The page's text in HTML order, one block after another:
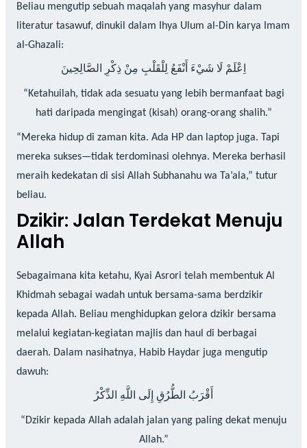
Beliau mengutip sebuah maqalah yang masyhur dalam
literatur tasawuf, dinukil dalam Ihya Ulum al-Din karya Imam
al-Ghazali:
اِعْلَمْ لَا شَيْءَ أَنْفَعُ لِلْقَلْبِ مِنْ ذِكْرِ الصَّالِحِينَ
“Ketahuilah, tidak ada sesuatu yang lebih bermanfaat bagi
hati daripada mengingat (kisah) orang-orang shalih.”
“Mereka hidup di zaman kita. Ada HP dan laptop juga. Tapi
mereka sukses—tidak terdominasi olehnya. Mereka berhasil
meraih kedekatan di sisi Allah Subhanahu wa Ta’ala,” tutur
beliau.
Dzikir: Jalan Terdekat Menuju
Allah
Sebagaimana kita ketahu, Kyai Asrori telah membentuk Al
Khidmah sebagai wadah untuk bersama-sama berdzikir
kepada Allah. Beliau menghidupkan gelora dzikir bersama
melalui kegiatan-kegiatan majlis dan haul di berbagai
daerah. Dalam nasihatnya, Habib Haydar juga mengutip
dawuh:
أَقْرَبُ الطُّرُقِ إِلَى اللَّهِ الذِّكْرُ
“Dzikir kepada Allah adalah jalan yang paling dekat menuju
Allah.”